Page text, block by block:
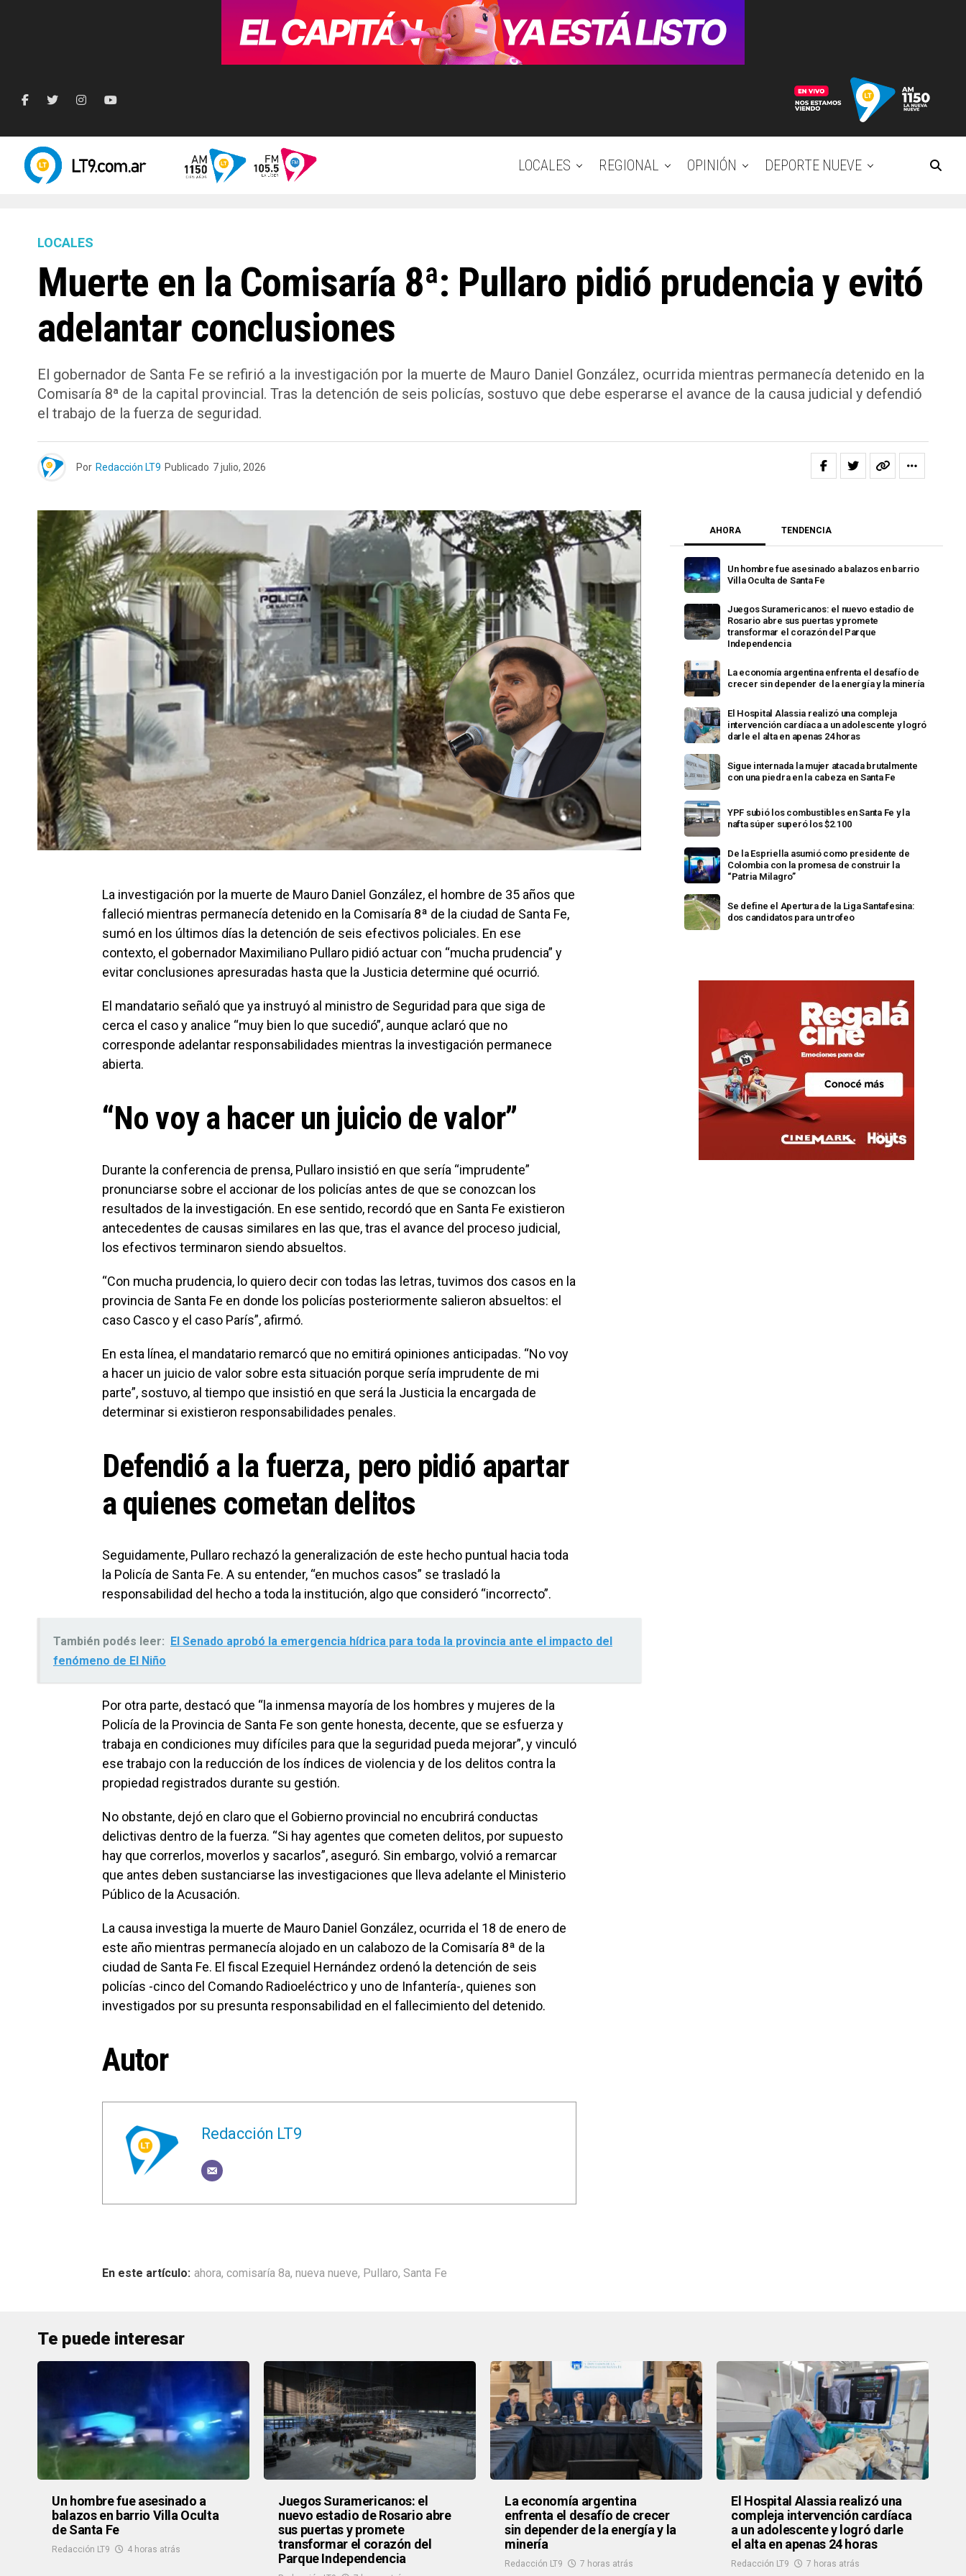
LOCALES REGIONAL OPINIÓN DEPORTE NUEVE
LOCALES
Muerte en la Comisaría 8ª: Pullaro pidió prudencia y evitó
adelantar conclusiones
El gobernador de Santa Fe se refirió a la investigación por la muerte de Mauro Daniel González, ocurrida mientras permanecía detenido en la
Comisaría 8ª de la capital provincial. Tras la detención de seis policías, sostuvo que debe esperarse el avance de la causa judicial y defendió
el trabajo de la fuerza de seguridad.
Por Redacción LT9 Publicado 7 julio, 2026
La investigación por la muerte de Mauro Daniel González, el hombre de 35 años que
falleció mientras permanecía detenido en la Comisaría 8ª de la ciudad de Santa Fe,
sumó en los últimos días la detención de seis efectivos policiales. En ese
contexto, el gobernador Maximiliano Pullaro pidió actuar con “mucha prudencia” y
evitar conclusiones apresuradas hasta que la Justicia determine qué ocurrió.
El mandatario señaló que ya instruyó al ministro de Seguridad para que siga de
cerca el caso y analice “muy bien lo que sucedió”, aunque aclaró que no
corresponde adelantar responsabilidades mientras la investigación permanece
abierta.
“No voy a hacer un juicio de valor”
Durante la conferencia de prensa, Pullaro insistió en que sería “imprudente”
pronunciarse sobre el accionar de los policías antes de que se conozcan los
resultados de la investigación. En ese sentido, recordó que en Santa Fe existieron
antecedentes de causas similares en las que, tras el avance del proceso judicial,
los efectivos terminaron siendo absueltos.
“Con mucha prudencia, lo quiero decir con todas las letras, tuvimos dos casos en la
provincia de Santa Fe en donde los policías posteriormente salieron absueltos: el
caso Casco y el caso París”, afirmó.
En esta línea, el mandatario remarcó que no emitirá opiniones anticipadas. “No voy
a hacer un juicio de valor sobre esta situación porque sería imprudente de mi
parte”, sostuvo, al tiempo que insistió en que será la Justicia la encargada de
determinar si existieron responsabilidades penales.
Defendió a la fuerza, pero pidió apartar
a quienes cometan delitos
Seguidamente, Pullaro rechazó la generalización de este hecho puntual hacia toda
la Policía de Santa Fe. A su entender, “en muchos casos” se trasladó la
responsabilidad del hecho a toda la institución, algo que consideró “incorrecto”.
También podés leer: El Senado aprobó la emergencia hídrica para toda la provincia ante el impacto del
fenómeno de El Niño
Por otra parte, destacó que “la inmensa mayoría de los hombres y mujeres de la
Policía de la Provincia de Santa Fe son gente honesta, decente, que se esfuerza y
trabaja en condiciones muy difíciles para que la seguridad pueda mejorar”, y vinculó
ese trabajo con la reducción de los índices de violencia y de los delitos contra la
propiedad registrados durante su gestión.
No obstante, dejó en claro que el Gobierno provincial no encubrirá conductas
delictivas dentro de la fuerza. “Si hay agentes que cometen delitos, por supuesto
hay que correrlos, moverlos y sacarlos”, aseguró. Sin embargo, volvió a remarcar
que antes deben sustanciarse las investigaciones que lleva adelante el Ministerio
Público de la Acusación.
La causa investiga la muerte de Mauro Daniel González, ocurrida el 18 de enero de
este año mientras permanecía alojado en un calabozo de la Comisaría 8ª de la
ciudad de Santa Fe. El fiscal Ezequiel Hernández ordenó la detención de seis
policías -cinco del Comando Radioeléctrico y uno de Infantería-, quienes son
investigados por su presunta responsabilidad en el fallecimiento del detenido.
Autor
Redacción LT9
ahora, comisaría 8a, nueva nueve, Pullaro, Santa Fe
AHORA TENDENCIA
Un hombre fue asesinado a balazos en barrio
Villa Oculta de Santa Fe
Juegos Suramericanos: el nuevo estadio de
Rosario abre sus puertas y promete
transformar el corazón del Parque
Independencia
La economía argentina enfrenta el desafío de
crecer sin depender de la energía y la minería
El Hospital Alassia realizó una compleja
intervención cardíaca a un adolescente y logró
darle el alta en apenas 24 horas
Sigue internada la mujer atacada brutalmente
con una piedra en la cabeza en Santa Fe
YPF subió los combustibles en Santa Fe y la
nafta súper superó los $2.100
De la Espriella asumió como presidente de
Colombia con la promesa de construir la
“Patria Milagro”
Se define el Apertura de la Liga Santafesina:
dos candidatos para un trofeo
Te puede interesar
Un hombre fue asesinado a
balazos en barrio Villa Oculta
de Santa Fe
Redacción LT9 4 horas atrás
Juegos Suramericanos: el
nuevo estadio de Rosario abre
sus puertas y promete
transformar el corazón del
Parque Independencia
La economía argentina
enfrenta el desafío de crecer
sin depender de la energía y la
minería
Redacción LT9 7 horas atrás
El Hospital Alassia realizó una
compleja intervención cardíaca
a un adolescente y logró darle
el alta en apenas 24 horas
Redacción LT9 7 horas atrás